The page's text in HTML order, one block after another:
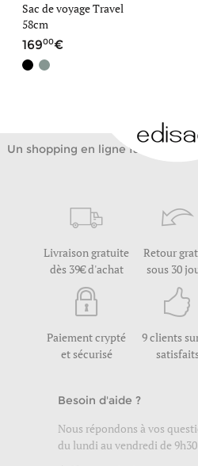
Sac de voyage Travel
58cm
16900
Un shopping en ligne facile
Livraison gratuite
dès 39€ d'achat
Retour
sous 30
Paiement crypté
et sécurisé
9 clients
Besoin d'aide ?
Nous répondons à vos
du lundi au vendredi de